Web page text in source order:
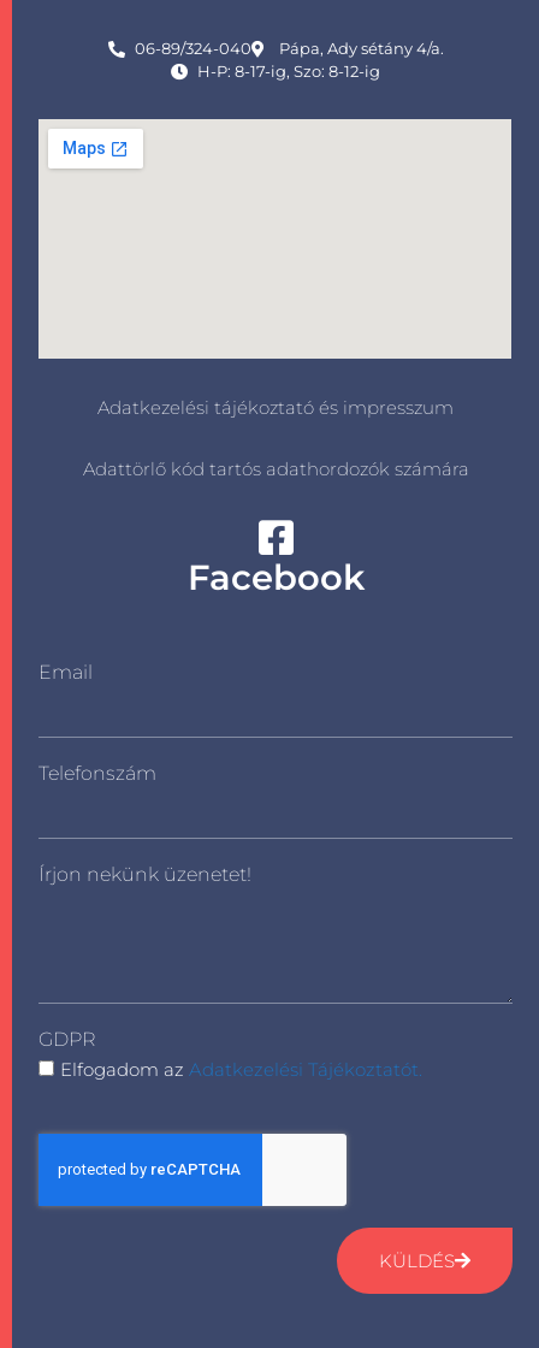
06-89/324-040
Pápa, Ady sétány 4/a.
H-P: 8-17-ig, Szo: 8-12-ig
Adatkezelési tájékoztató és impresszum
Adattörlő kód tartós adathordozók számára
Facebook
Email
Telefonszám
Írjon nekünk üzenetet!
GDPR
Elfogadom azAdatkezelési Tájékoztatót.
KÜLDÉS